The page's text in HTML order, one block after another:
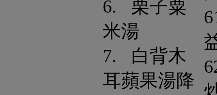
6. 栗子粟
米湯
7. 白背木
耳蘋果湯降